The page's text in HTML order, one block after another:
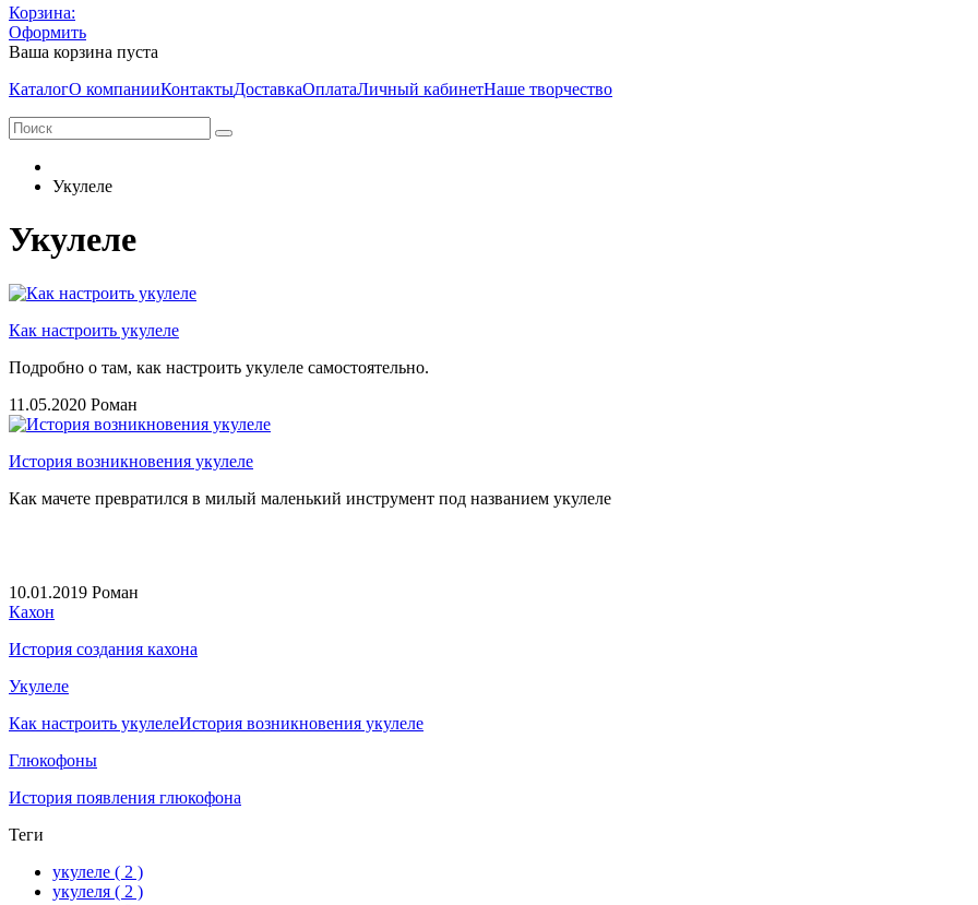
Корзина:
Оформить
Ваша корзина пуста
КаталогО компанииКонтактыДоставкаОплатаЛичный кабинетНаше творчество
Укулеле
Укулеле
Как настроить укулеле
Подробно о там, как настроить укулеле самостоятельно.
11.05.2020 Роман
История возникновения укулеле
Как мачете превратился в милый маленький инструмент под названием укулеле
10.01.2019 Роман
Кахон
История создания кахона
Укулеле
Как настроить укулелеИстория возникновения укулеле
Глюкофоны
История появления глюкофона
Теги
укулеле ( 2 )
укулеля ( 2 )